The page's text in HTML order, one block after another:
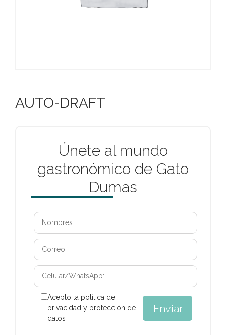
AUTO-DRAFT
Únete al mundo
gastronómico de Gato
Dumas
Acepto la política de
privacidad y protección de
datos